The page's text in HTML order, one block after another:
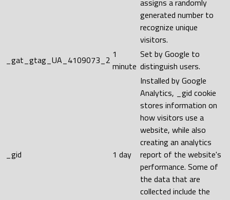
assigns a randomly
generated number to
recognize unique
visitors.
_gat_gtag_UA_4109073_2 1
minute
Set by Google to
distinguish users.
_gid 1 day
Installed by Google
Analytics, _gid cookie
stores information on
how visitors use a
website, while also
creating an analytics
report of the website's
performance. Some of
the data that are
collected include the